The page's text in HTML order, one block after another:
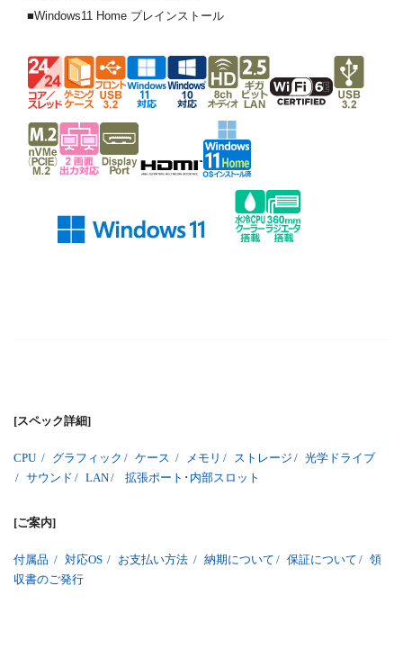
■Windows11 Home プレインストール
[スペック詳細]
CPU / グラフィック / ケース / メモリ / ストレージ / 光学ドライブ
/ サウンド / LAN/ 拡張ポート･内部スロット
[ご案内]
付属品 / 対応OS / お支払い方法 / 納期について / 保証について / 領
収書のご発行